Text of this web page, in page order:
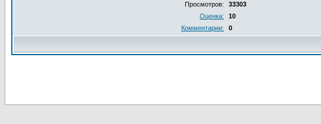
Просмотров:
33303
Оценка:
10
Комментарии:
0